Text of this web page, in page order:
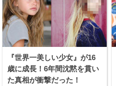
『世界一美しい少女』が16
歳に成長！6年間沈黙を貫い
た真相が衝撃だった！